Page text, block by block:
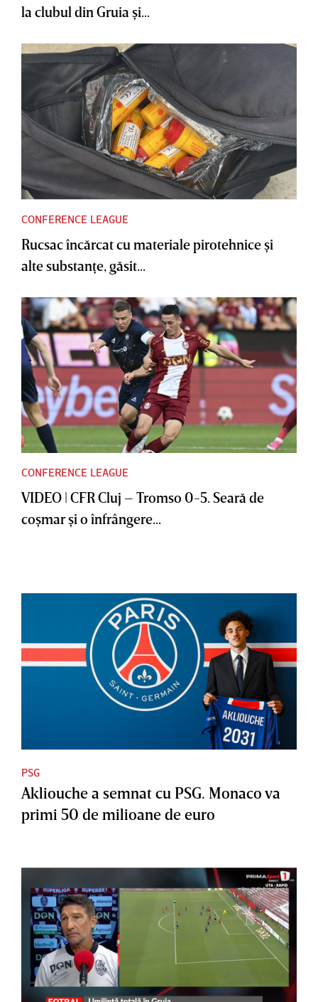
la clubul din Gruia şi...
CONFERENCE LEAGUE
Rucsac încărcat cu materiale pirotehnice şi
alte substanţe, găsit...
CONFERENCE LEAGUE
VIDEO | CFR Cluj – Tromso 0-5. Seară de
coşmar şi o înfrângere...
PSG
Akliouche a semnat cu PSG. Monaco va
primi 50 de milioane de euro